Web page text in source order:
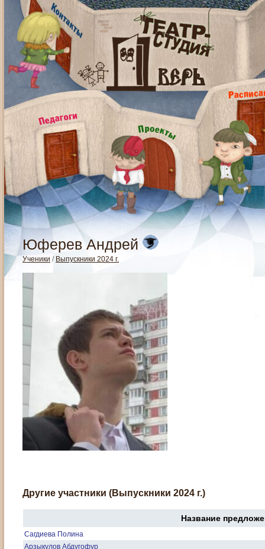
Юферев Андрей
Ученики / Выпускники 2024 г.
Другие участники (Выпускники 2024 г.)
Название
Сагдиева Полина
Арзыкулов Абдугофур